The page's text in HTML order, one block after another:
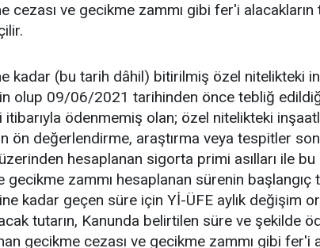
cezası ve gecikme zammı gibi fer'i alacakların
kadar (bu tarih dâhil) bitirilmiş özel nitelikteki
olup 09/06/2021 tarihinden önce tebliğ
ödenmemiş olan; özel nitelikteki
ön değerlendirme, araştırma veya tespitler
hesaplanan sigorta primi asılları ile
gecikme zammı hesaplanan sürenin başlangıç
kadar geçen süre için Yİ-ÜFE aylık değişim
tutarın, Kanunda belirtilen süre ve şekilde
gecikme cezası ve gecikme zammı gibi fer'i